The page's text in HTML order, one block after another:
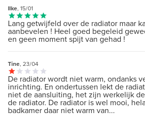
Ilke, 15/01
Lang getwijfeld over de radiator maar
aanbevelen ! Heel goed begeleid
en geen moment spijt van gehad !
Tine, 23/04
De radiator wordt niet warm, ondanks
inrichting. En ondertussen lekt de
niet de aansluiting, het zijn werkelijk
de radiator. De radiator is wel mooi,
badkamer daar niet warm van...